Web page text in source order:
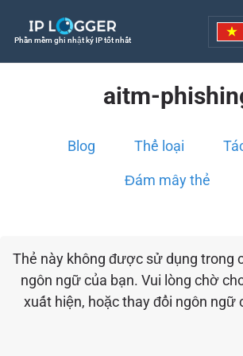
Phần mềm ghi nhật ký IP tốt nhất
aitm-
Blog Thể loại
Đám mây thẻ